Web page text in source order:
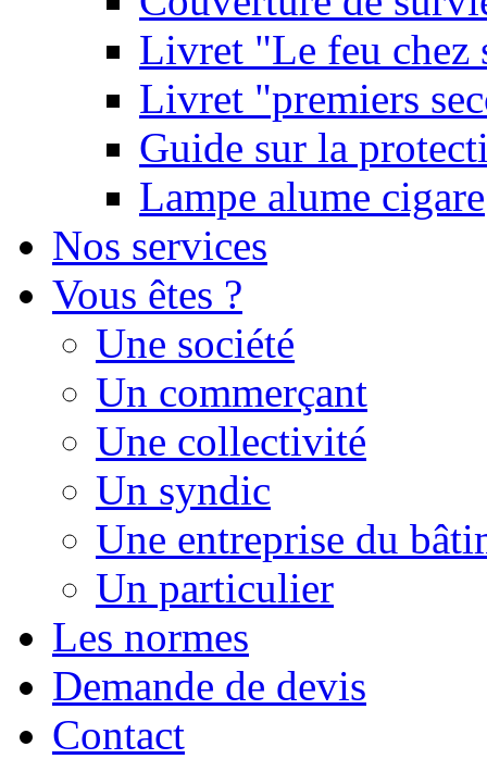
Livret "Le feu chez
Livret "premiers
Guide sur la
Lampe alume cigare
Nos services
Vous êtes ?
Une société
Un commerçant
Une collectivité
Un syndic
Une entreprise du
Un particulier
Les normes
Demande de devis
Contact